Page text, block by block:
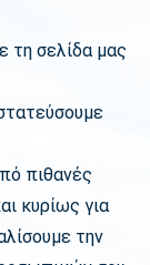
τη σελίδα μας
πιθανές
κυρίως για
την